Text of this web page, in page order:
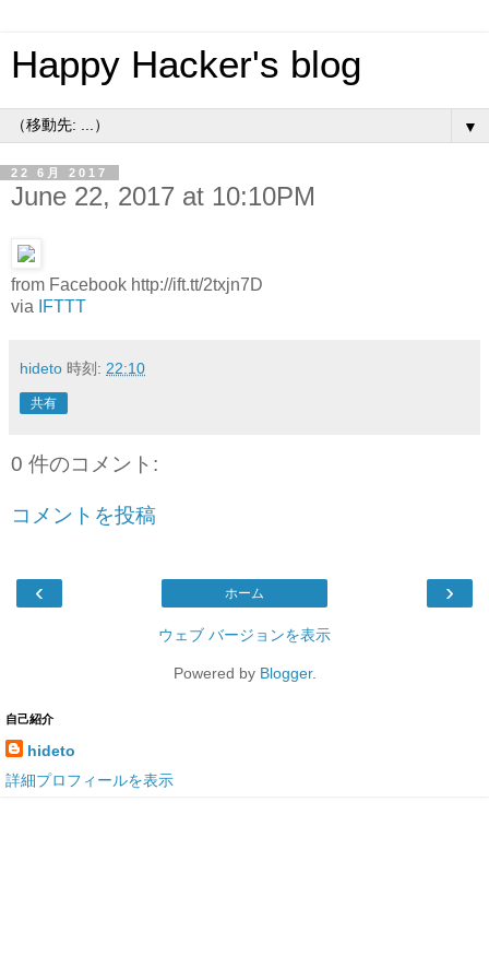
Happy Hacker's blog
▼
22 6月 2017
June 22, 2017 at 10:10PM
from Facebook http://ift.tt/2txjn7D
via
IFTTT
hideto 時刻: 22:10
共有
0 件のコメント:
コメントを投稿
‹ ›
ホーム
ウェブ バージョンを表示
Powered by Blogger.
自己紹介
hideto
詳細プロフィールを表示